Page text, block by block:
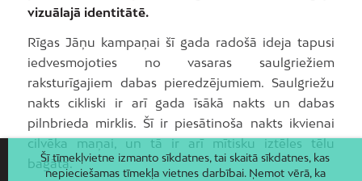
vizuālajā identitātē.
Rīgas Jāņu kampaņai šī gada radošā ideja tapusi
iedvesmojoties no vasaras saulgriežiem
raksturīgajiem dabas pieredzējumiem. Saulgriežu
nakts cikliski ir arī gada īsākā nakts un dabas
pilnbrieda mirklis. Šī ir piesātinoša nakts ikvienai
cilvēka maņai, un tā ir arī mītisku iztēles tēlu
bagāta.
Šī tīmekļvietne izmanto sīkdatnes, tai skaitā sīkdatnes, kas
nepieciešamas tīmekļa vietnes darbībai. Ņemot vērā, ka